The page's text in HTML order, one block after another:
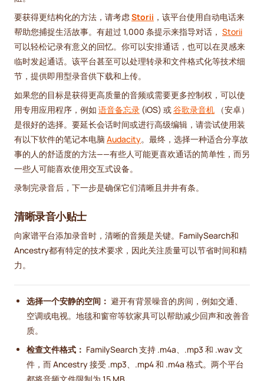
要获得更结构化的方法，请考虑Storii ，该平台使用自动电话来
帮助您捕捉生活故事。有超过 1,000 条提示来指导对话， Storii
可以轻松记录有意义的回忆。你可以安排通话，也可以在灵感来
临时发起通话。该平台甚至可以处理转录和文件格式化等技术细
节，提供即用型录音供下载和上传。
如果您的目标是获得更高质量的音频或需要更多控制权，可以使
用专用应用程序，例如 语音备忘录 (iOS) 或谷歌录音机 （安卓）
是很好的选择。要延长会话时间或进行高级编辑，请尝试使用装
有以下软件的笔记本电脑 Audacity。最终，选择一种适合分享故
事的人的舒适度的方法——有些人可能更喜欢通话的简单性，而另
一些人可能喜欢使用交互式设备。
录制完录音后，下一步是确保它们清晰且井井有条。
清晰录音小贴士
向家谱平台添加录音时，清晰的音频是关键。FamilySearch和
Ancestry都有特定的技术要求，因此关注质量可以节省时间和精
力。
选择一个安静的空间： 避开有背景噪音的房间，例如交通、
空调或电视。地毯和窗帘等软家具可以帮助减少回声和改善音
质。
检查文件格式： FamilySearch 支持 .m4a、.mp3 和 .wav 文
件，而 Ancestry 接受 .mp3、.mp4 和 .m4a 格式。两个平台
都将音频文件限制为 15 MB。